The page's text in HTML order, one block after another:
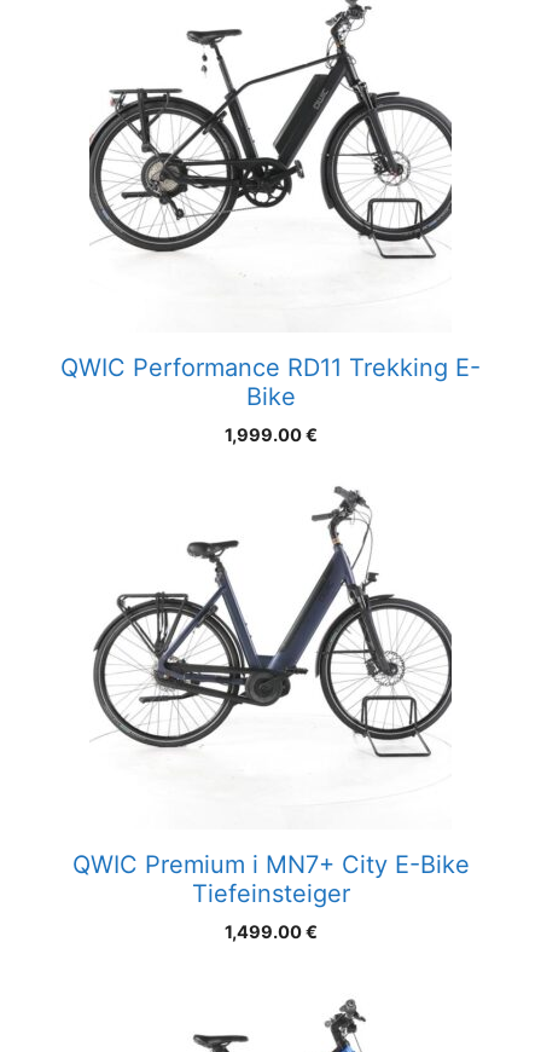
QWIC Performance RD11 Trekking E-
Bike
1,999.00€
QWIC Premium i MN7+ City E-Bike
Tiefeinsteiger
1,499.00€